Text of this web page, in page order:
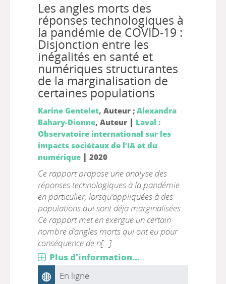
Les angles morts des
réponses technologiques à
la pandémie de COVID-19 :
Disjonction entre les
inégalités en santé et
numériques structurantes
de la marginalisation de
certaines populations
Karine Gentelet, Auteur ; Alexandra
Bahary-Dionne, Auteur | Laval :
Observatoire international sur les
impacts sociétaux de l’IA et du
numérique| 2020
Ce rapport propose une analyse des
réponses technologiques à la pandémie
en particulier, lorsqu’appliquées à des
populations qui sont déjà marginalisées.
Ce rapport met en exergue un certain
nombre d’angles morts qui ont eu pour
conséquence de n[...]
Plus d'information...
En ligne